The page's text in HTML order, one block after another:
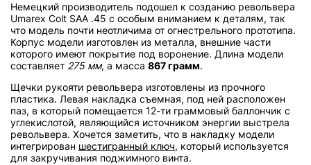
Немецкий производитель подошел к созданию револьвера
Umarex Colt SAA .45 с особым вниманием к деталям, так
что модель почти неотличима от огнестрельного прототипа.
Корпус модели изготовлен из металла, внешние части
которого имеют покрытие под воронение. Длина модели
составляет 275 мм, а масса 867 грамм.
Щечки рукояти револьвера изготовлены из прочного
пластика. Левая накладка съемная, под ней расположен
паз, в который помещается 12-ти граммовый баллончик с
углекислотой, являющийся источником энергии выстрела
револьвера. Хочется заметить, что в накладку модели
интегрирован шестигранный ключ, который используется
для закручивания поджимного винта.